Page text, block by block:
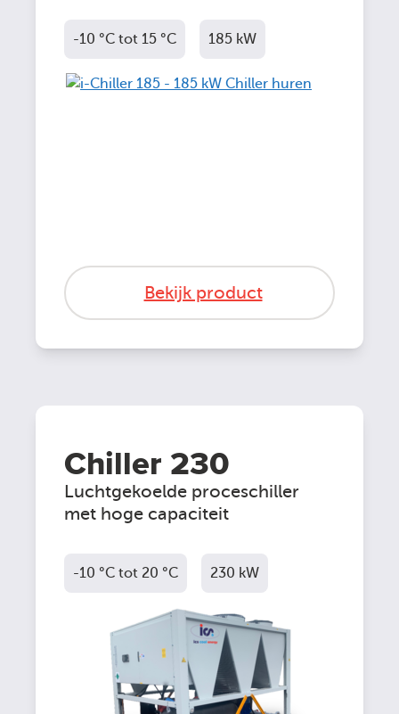
-10 °C tot 15 °C 185 kW
Bekijk product
Chiller 230
Luchtgekoelde proceschiller
met hoge capaciteit
-10 °C tot 20 °C 230 kW